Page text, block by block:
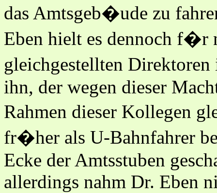
das Amtsgeb�ude zu
Eben hielt es dennoch f�r
gleichgestellten
ihn, der wegen dieser
Rahmen dieser Kollegen
fr�her als U-Bahnfahrer
Ecke der Amtsstuben
allerdings nahm Dr. Eben